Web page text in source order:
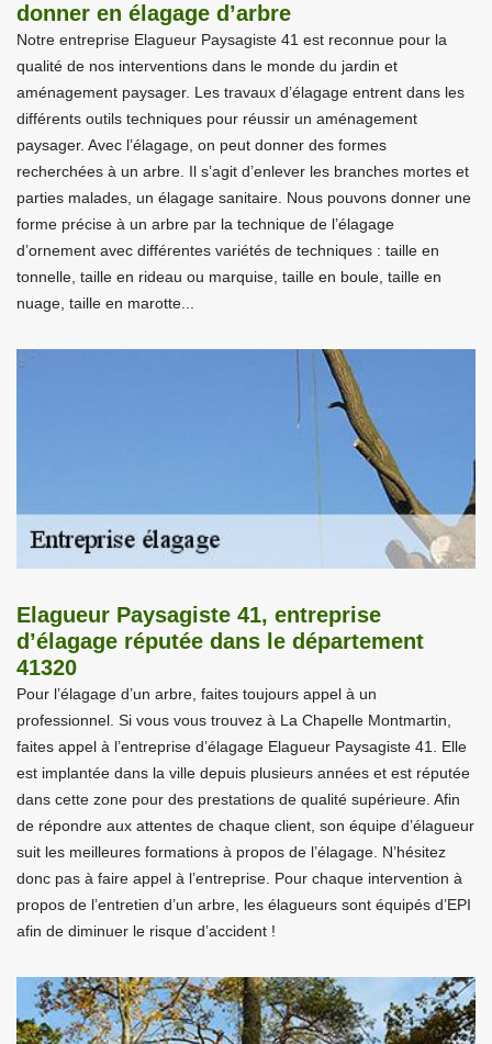
donner en élagage d’arbre
Notre entreprise Elagueur Paysagiste 41 est reconnue pour la
qualité de nos interventions dans le monde du jardin et
aménagement paysager. Les travaux d’élagage entrent dans les
différents outils techniques pour réussir un aménagement
paysager. Avec l’élagage, on peut donner des formes
recherchées à un arbre. Il s’agit d’enlever les branches mortes et
parties malades, un élagage sanitaire. Nous pouvons donner une
forme précise à un arbre par la technique de l’élagage
d’ornement avec différentes variétés de techniques : taille en
tonnelle, taille en rideau ou marquise, taille en boule, taille en
nuage, taille en marotte...
Elagueur Paysagiste 41, entreprise
d’élagage réputée dans le département
41320
Pour l’élagage d’un arbre, faites toujours appel à un
professionnel. Si vous vous trouvez à La Chapelle Montmartin,
faites appel à l’entreprise d’élagage Elagueur Paysagiste 41. Elle
est implantée dans la ville depuis plusieurs années et est réputée
dans cette zone pour des prestations de qualité supérieure. Afin
de répondre aux attentes de chaque client, son équipe d’élagueur
suit les meilleures formations à propos de l’élagage. N’hésitez
donc pas à faire appel à l’entreprise. Pour chaque intervention à
propos de l’entretien d’un arbre, les élagueurs sont équipés d’EPI
afin de diminuer le risque d’accident !